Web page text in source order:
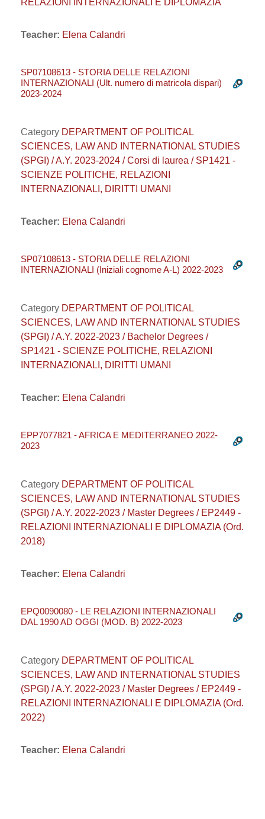
RELAZIONI INTERNAZIONALI E DIPLOMAZIA
Teacher: Elena Calandri
SP07108613 - STORIA DELLE RELAZIONI
INTERNAZIONALI (Ult. numero di matricola dispari)
2023-2024
Category DEPARTMENT OF POLITICAL
SCIENCES, LAW AND INTERNATIONAL STUDIES
(SPGI) / A.Y. 2023-2024 / Corsi di laurea / SP1421 -
SCIENZE POLITICHE, RELAZIONI
INTERNAZIONALI, DIRITTI UMANI
Teacher: Elena Calandri
SP07108613 - STORIA DELLE RELAZIONI
INTERNAZIONALI (Iniziali cognome A-L) 2022-2023
Category DEPARTMENT OF POLITICAL
SCIENCES, LAW AND INTERNATIONAL STUDIES
(SPGI) / A.Y. 2022-2023 / Bachelor Degrees /
SP1421 - SCIENZE POLITICHE, RELAZIONI
INTERNAZIONALI, DIRITTI UMANI
Teacher: Elena Calandri
EPP7077821 - AFRICA E MEDITERRANEO 2022-
2023
Category DEPARTMENT OF POLITICAL
SCIENCES, LAW AND INTERNATIONAL STUDIES
(SPGI) / A.Y. 2022-2023 / Master Degrees / EP2449 -
RELAZIONI INTERNAZIONALI E DIPLOMAZIA (Ord.
2018)
Teacher: Elena Calandri
EPQ0090080 - LE RELAZIONI INTERNAZIONALI
DAL 1990 AD OGGI (MOD. B) 2022-2023
Category DEPARTMENT OF POLITICAL
SCIENCES, LAW AND INTERNATIONAL STUDIES
(SPGI) / A.Y. 2022-2023 / Master Degrees / EP2449 -
RELAZIONI INTERNAZIONALI E DIPLOMAZIA (Ord.
2022)
Teacher: Elena Calandri